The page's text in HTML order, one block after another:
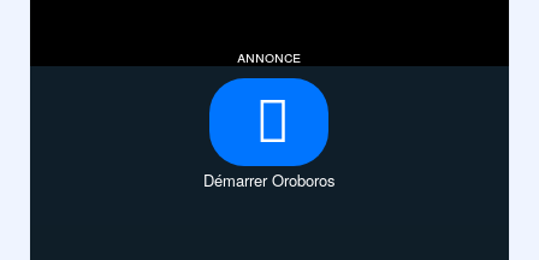
annonce
Démarrer Oroboros